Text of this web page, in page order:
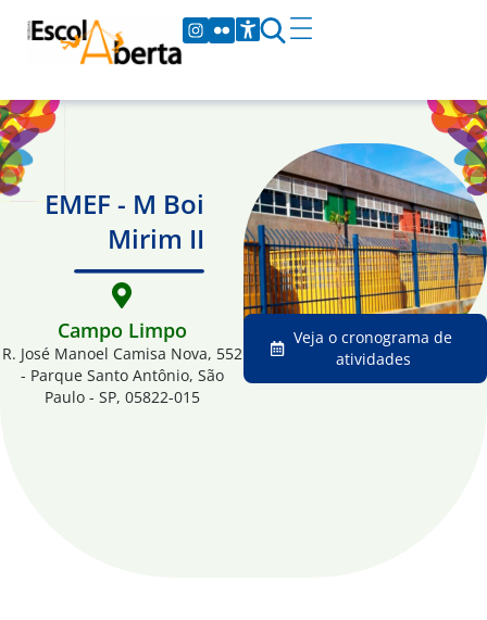
EMEF - M Boi
Mirim II
Campo Limpo
R. José Manoel Camisa Nova, 552
- Parque Santo Antônio, São
Paulo - SP, 05822-015
Veja o cronograma de
atividades